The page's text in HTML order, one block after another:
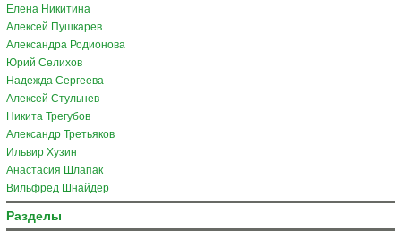
Елена Никитина
Алексей Пушкарев
Александра Родионова
Юрий Селихов
Надежда Сергеева
Алексей Стульнев
Никита Трегубов
Александр Третьяков
Ильвир Хузин
Анастасия Шлапак
Вильфред Шнайдер
Разделы